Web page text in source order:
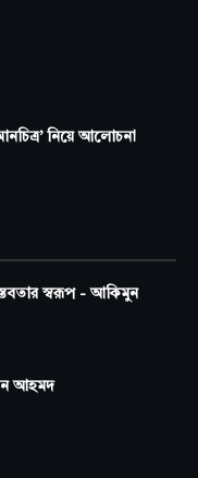
নিয়ে আলোচনা
স্বরূপ - আকিমুন
আহমদ